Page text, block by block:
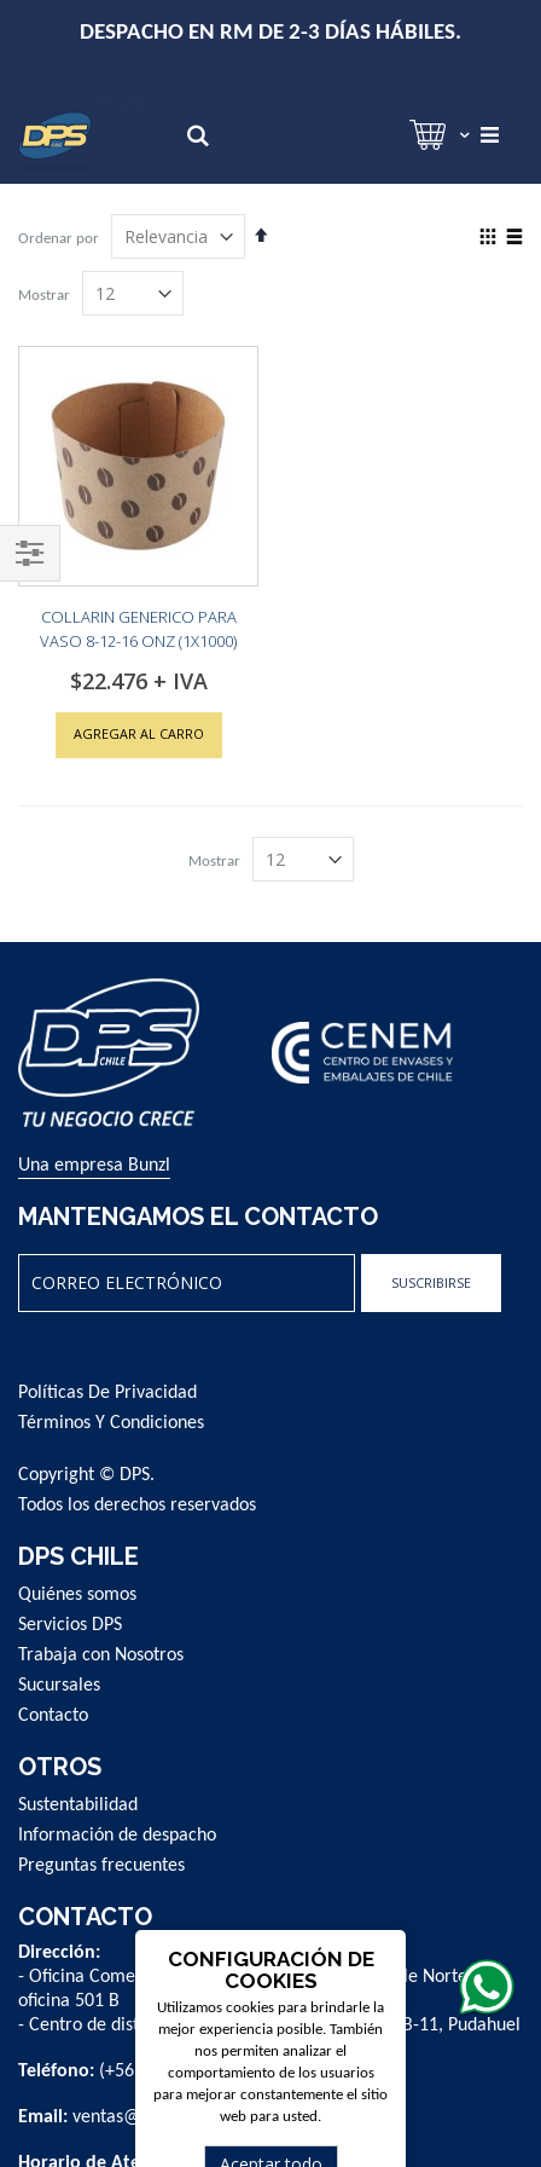
DESPACHO EN RM DE 2-3 DÍAS HÁBILES.
Ordenar por
Establecer
View
Mostrar
COLLARIN GENERICO PARA
VASO 8-12-16 ONZ (1X1000)
$22.476
AGREGAR AL CARRO
Mostrar
Shop
Una empresa Bunzl
MANTENGAMOS EL CONTACTO
Our
Newsletter:
SUSCRIBIRSE
Políticas De Privacidad
Términos Y Condiciones
Copyright © DPS.
Todos los derechos reservados
DPS CHILE
Quiénes somos
Servicios DPS
Trabaja con Nosotros
Sucursales
Contacto
OTROS
Sustentabilidad
Información de despacho
Preguntas frecuentes
CONTACTO
Dirección:
- Oficina Comercial y administrativa: Avenida Valle Norte 841,
oficina 501 B
- Centro de distribución: La Farfana 500, bodega B-11, Pudahuel
Teléfono: (+56 2) 2 584 8900
Email: ventas@dpschile.cl
Horario de Atención:
CONFIGURACIÓN DE
COOKIES
Utilizamos cookies para brindarle la
mejor experiencia posible. También
nos permiten analizar el
comportamiento de los usuarios
para mejorar constantemente el sitio
web para usted.